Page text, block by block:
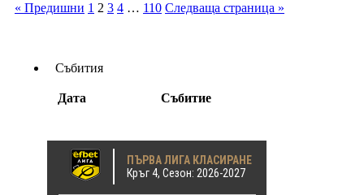
« Предишни 1 2 3 4 … 110 Следваща страница »
Събития
Дата Събитие